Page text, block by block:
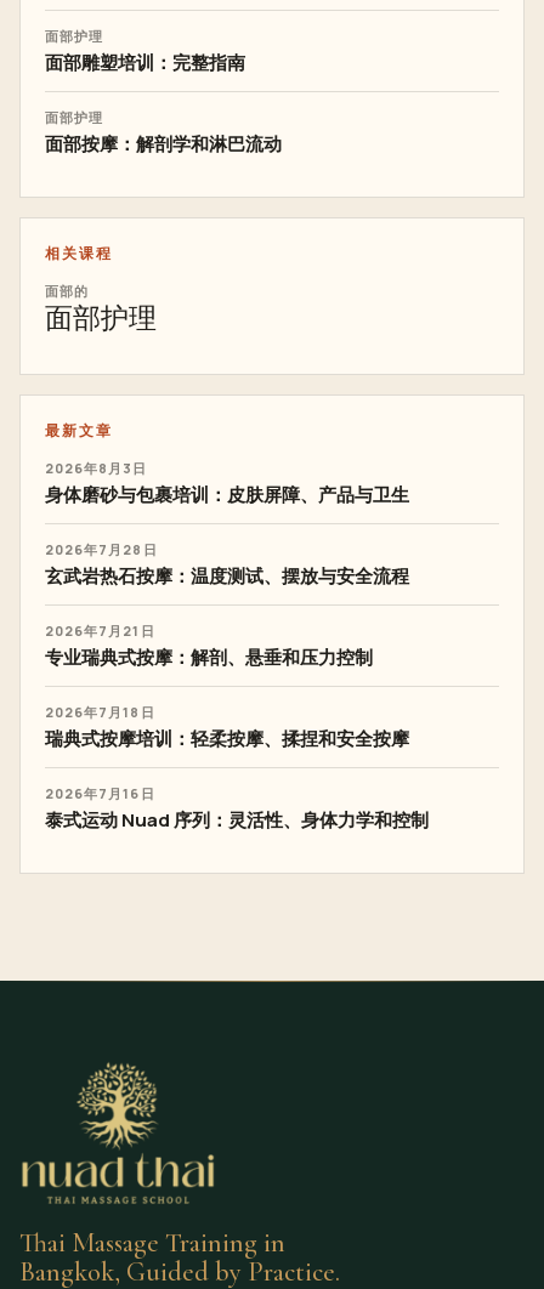
面部护理
面部雕塑培训：完整指南
面部护理
面部按摩：解剖学和淋巴流动
相关课程
面部的
面部护理
最新文章
2026年8月3日
身体磨砂与包裹培训：皮肤屏障、产品与卫生
2026年7月28日
玄武岩热石按摩：温度测试、摆放与安全流程
2026年7月21日
专业瑞典式按摩：解剖、悬垂和压力控制
2026年7月18日
瑞典式按摩培训：轻柔按摩、揉捏和安全按摩
2026年7月16日
泰式运动 Nuad 序列：灵活性、身体力学和控制
Thai Massage Training in
Bangkok, Guided by Practice.